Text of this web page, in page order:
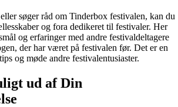
søger råd om Tinderbox festivalen, kan du
og fora dedikeret til festivaler. Her
og erfaringer med andre festivaldeltagere
der har været på festivalen før. Det er en
og møde andre festivalentusiaster.
ud af Din